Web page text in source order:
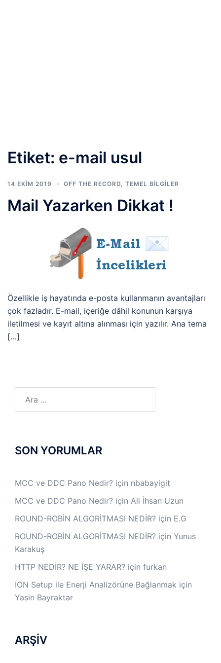
Etiket: e-mail usul
14 EKIM 2019 OFF THE RECORD TEMEL BİLGİLER
Mail Yazarken Dikkat !
Özellikle iş hayatında e-posta kullanmanın avantajları
çok fazladır. E-mail, içeriğe dâhil konunun karşıya
iletilmesi ve kayıt altına alınması için yazılır. Ana tema
[…]
SON YORUMLAR
MCC ve DDC Pano Nedir? için nbabayigit
MCC ve DDC Pano Nedir? için Ali İhsan Uzun
ROUND-ROBİN ALGORİTMASI NEDİR? için E.G
ROUND-ROBİN ALGORİTMASI NEDİR? için Yunus
Karakuş
HTTP NEDİR? NE İŞE YARAR? için furkan
ION Setup ile Enerji Analizörüne Bağlanmak için
Yasin Bayraktar
ARŞİV